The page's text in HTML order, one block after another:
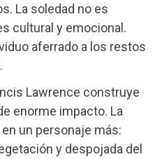
La soledad no es
cultural y emocional.
aferrado a los restos
Lawrence construye
enorme impacto. La
un personaje más:
y despojada del